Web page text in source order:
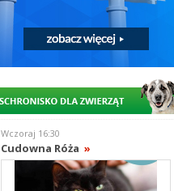
Wczoraj 16:30
Cudowna Róża »